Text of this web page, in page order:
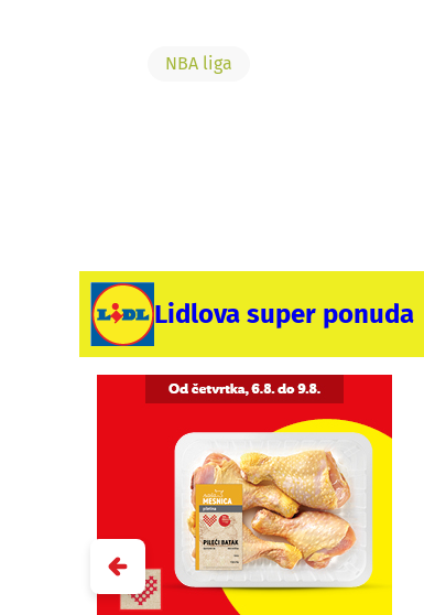
NBA liga
Lidlova super ponuda